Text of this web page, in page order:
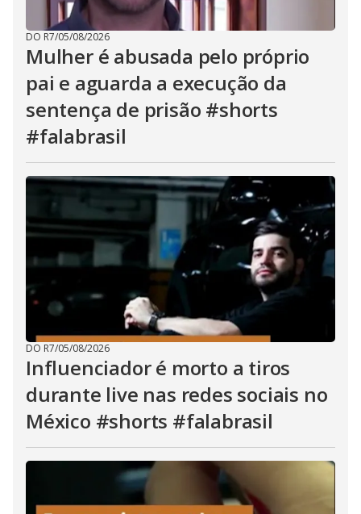
DO R7/05/08/2026
Mulher é abusada pelo próprio
pai e aguarda a execução da
sentença de prisão #shorts
#falabrasil
DO R7/05/08/2026
Influenciador é morto a tiros
durante live nas redes sociais no
México #shorts #falabrasil